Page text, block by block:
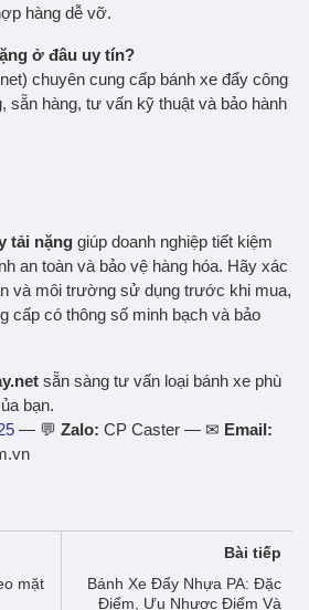
hàng dễ vỡ.
ở đâu uy tín?
chuyên cung cấp bánh xe đẩy công
sẵn hàng, tư vấn kỹ thuật và bảo hành
tải nặng giúp doanh nghiệp tiết kiệm
an toàn và bảo vệ hàng hóa. Hãy xác
và môi trường sử dụng trước khi mua,
cấp có thông số minh bạch và bảo
sẵn sàng tư vấn loại bánh xe phù
bạn.
— 💬 Zalo: CP Caster — ✉ Email:
mặt
Bài tiếp
Bánh Xe Đẩy Nhựa PA: Đặc
Điểm, Ưu Nhược Điểm Và